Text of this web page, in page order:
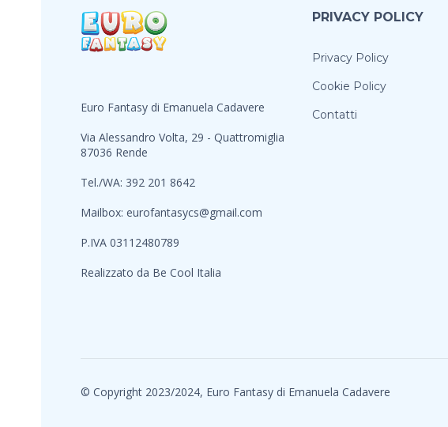
Euro Fantasy di Emanuela Cadavere
Via Alessandro Volta, 29 - Quattromiglia
87036 Rende
Tel./WA: 392 201 8642
Mailbox: eurofantasycs@gmail.com
P.IVA 03112480789
Realizzato da Be Cool Italia
PRIVACY POLICY
Privacy Policy
Cookie Policy
Contatti
© Copyright 2023/2024, Euro Fantasy di Emanuela Cadavere